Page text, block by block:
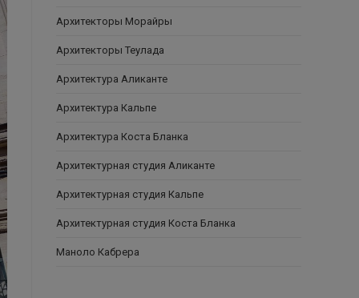
Архитекторы Морайры
Архитекторы Теулада
Архитектура Аликанте
Архитектура Кальпе
Архитектура Коста Бланка
Архитектурная студия Аликанте
Архитектурная студия Кальпе
Архитектурная студия Коста Бланка
Маноло Кабрера